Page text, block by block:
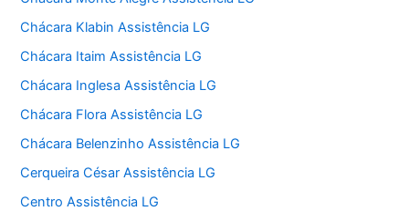
Chácara Klabin Assistência LG
Chácara Itaim Assistência LG
Chácara Inglesa Assistência LG
Chácara Flora Assistência LG
Chácara Belenzinho Assistência LG
Cerqueira César Assistência LG
Centro Assistência LG